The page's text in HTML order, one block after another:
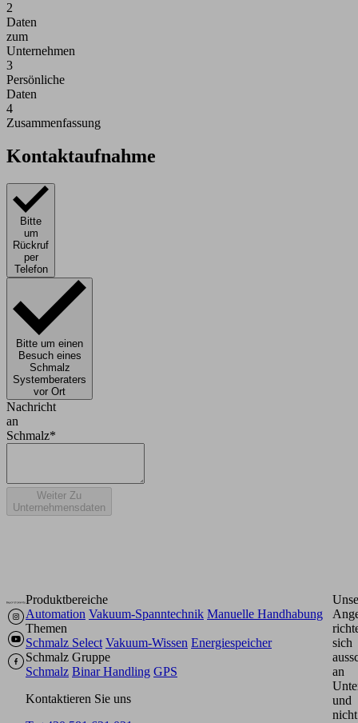
2
Daten
zum
Unternehmen
3
Persönliche
Daten
4
Zusammenfassung
Kontaktaufnahme
Bitte
um
Rückruf
per
Telefon
Bitte um einen
Besuch eines
Schmalz
Systemberaters
vor Ort
Nachricht
an
Schmalz*
Weiter Zu
Unternehmensdaten
Produktbereiche
Automation Vakuum-Spanntechnik Manuelle Handhabung
Themen
Schmalz Select Vakuum-Wissen Energiespeicher
Schmalz Gruppe
Schmalz Binar Handling GPS
Kontaktieren Sie uns
sich
an
und
nicht